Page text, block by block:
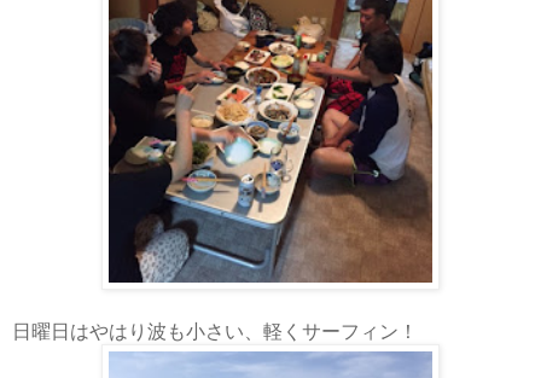
日曜日はやはり波も小さい、軽くサーフィン！